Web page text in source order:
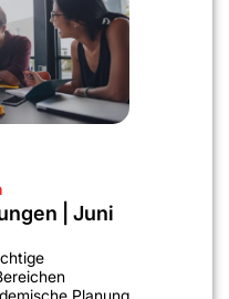
| Juni
Planung